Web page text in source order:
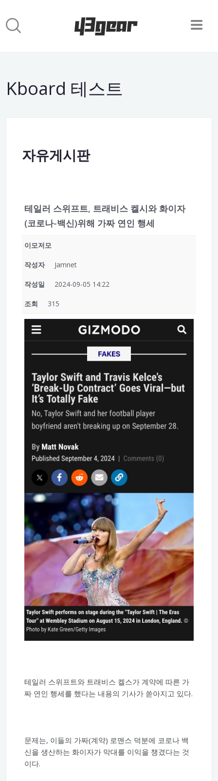
Kboard 테스트
자유게시판
테일러 스위프트, 트래비스 켈시와 화이자
(코로나-백신)위해 가짜 연인 행세
이모저모
작성자 Jamnet
작성일 2024-09-05 14:22
조회 315
테일러 스위프트와 트래비스 켈스가 계약에 따른 가
짜 연인 행세를 했다는 내용의 기사가 쏟아지고 있다.
문제는, 이들의 가짜(계약) 로맨스 덕분에 코로나 백
신을 생산하는 화이자가 막대를 이익을 챙겼다는 것
이다.